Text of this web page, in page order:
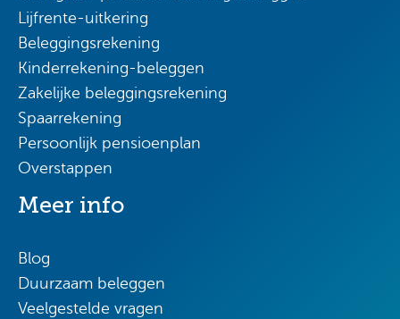
Lijfrente-uitkering
Beleggingsrekening
Kinderrekening-beleggen
Zakelijke beleggingsrekening
Spaarrekening
Persoonlijk pensioenplan
Overstappen
Meer info
Blog
Duurzaam beleggen
Veelgestelde vragen